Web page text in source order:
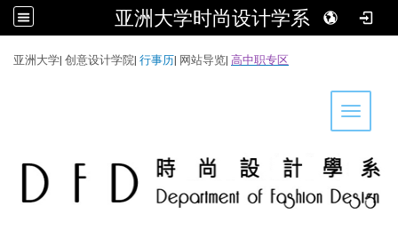
亚洲大学时尚设计学系
亚洲大学| 创意设计学院| 行事历| 网站导览| 高中职专区
Toggle